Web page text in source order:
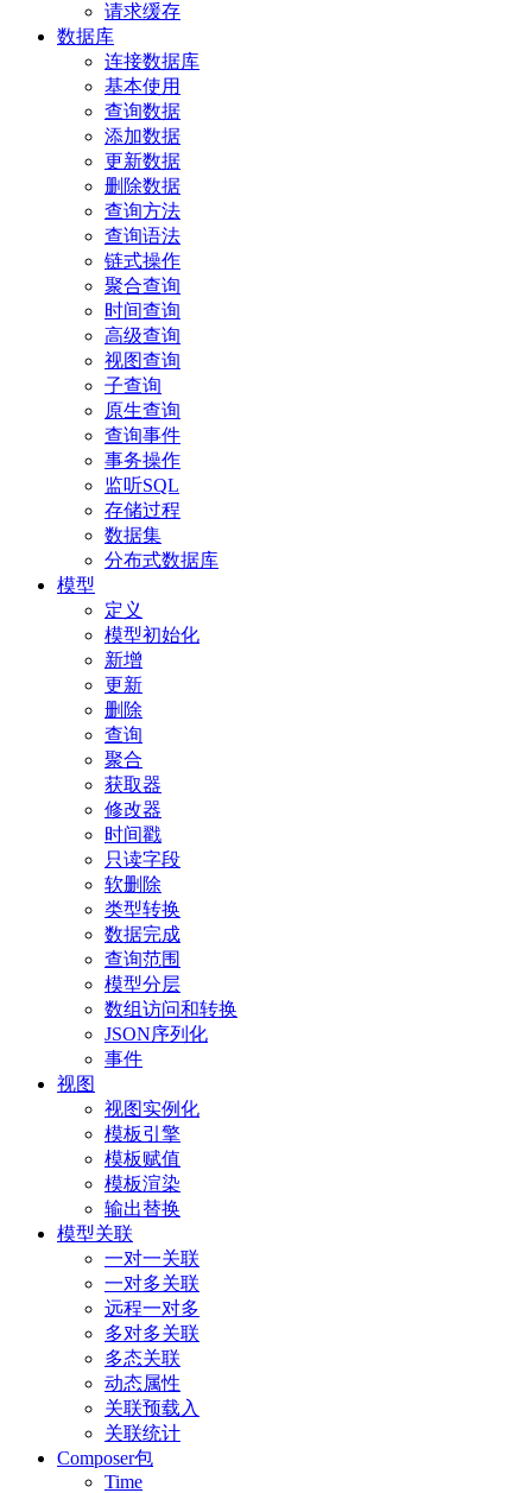
请求缓存
数据库
连接数据库
基本使用
查询数据
添加数据
更新数据
删除数据
查询方法
查询语法
链式操作
聚合查询
时间查询
高级查询
视图查询
子查询
原生查询
查询事件
事务操作
监听SQL
存储过程
数据集
分布式数据库
模型
定义
模型初始化
新增
更新
删除
查询
聚合
获取器
修改器
时间戳
只读字段
软删除
类型转换
数据完成
查询范围
模型分层
数组访问和转换
JSON序列化
事件
视图
视图实例化
模板引擎
模板赋值
模板渲染
输出替换
模型关联
一对一关联
一对多关联
远程一对多
多对多关联
多态关联
动态属性
关联预载入
关联统计
Composer包
Time